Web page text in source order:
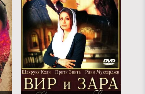
Ужасы